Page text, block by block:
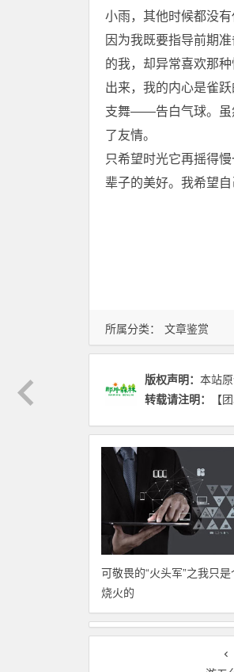
所属分类： 文章鉴赏
小雨，其他时候都没有
因为我既要指导前期
的我，却异常喜欢那
出来，我的内心是雀
支舞――告白气球。虽
了友情。
只希望时光它再摇得
辈子的美好。我希望自
版权声明： 本站
转载请注明：
【
可敬畏的“火头军”之我只是
烧火的